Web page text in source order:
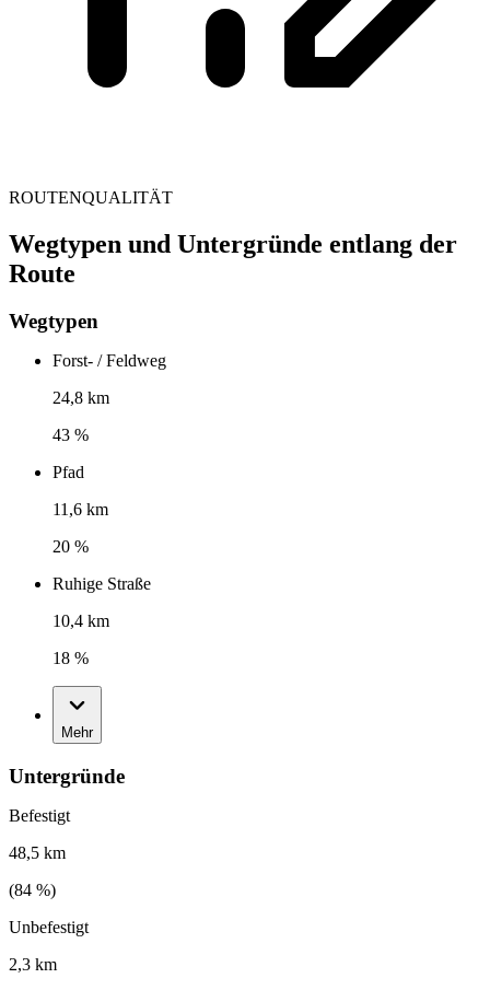
ROUTENQUALITÄT
Wegtypen und Untergründe entlang der
Route
Wegtypen
Forst- / Feldweg
24,8 km
43 %
Pfad
11,6 km
20 %
Ruhige Straße
10,4 km
18 %
Mehr
Untergründe
Befestigt
48,5 km
(84 %)
Unbefestigt
2,3 km